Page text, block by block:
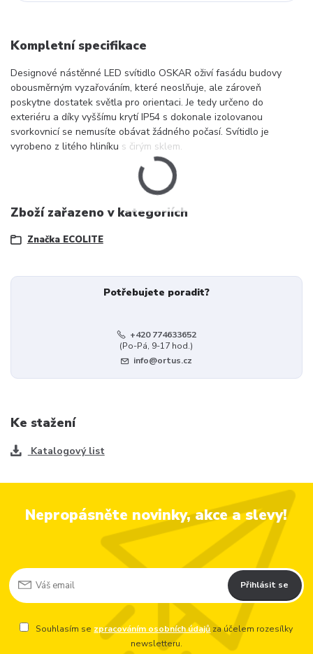
Kompletní specifikace
Designové nástěnné LED svítidlo OSKAR oživí fasádu budovy
obousměrným vyzařováním, které neoslňuje, ale zároveň
poskytne dostatek světla pro orientaci. Je tedy určeno do
exteriéru a díky vyššímu krytí IP54 s dokonale izolovanou
svorkovnicí se nemusíte obávat žádného počasí. Svítidlo je
vyrobeno z litého hliníku s čirým sklem.
Zboží zařazeno v kategoriích
Značka ECOLITE
Potřebujete poradit?
+420 774633652
(Po-Pá, 9-17 hod.)
info@ortus.cz
Ke stažení
Katalogový list
Nepropásněte novinky, akce a slevy!
Přihlásit se
Souhlasím se zpracováním osobních údajů za účelem rozesílky
newsletteru.